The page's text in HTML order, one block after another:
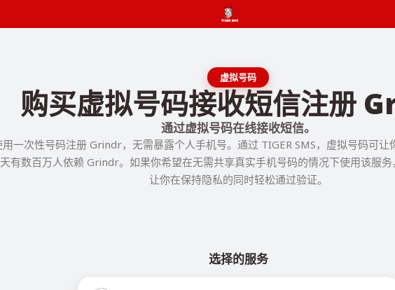
虚拟号码
购买虚拟号码接收短信注册
通过虚拟号码在线接收短信。
用一次性号码注册 Grindr，无需暴露个人手机号。通过 TIGER SMS，虚拟号码可让
有数百万人依赖 Grindr。如果你希望在无需共享真实手机号码的情况下使用该服
让你在保持隐私的同时轻松通过验证。
选择的服务